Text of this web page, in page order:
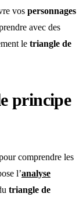
vos personnages
avec des
le triangle de
principe
comprendre les
l’analyse
triangle de